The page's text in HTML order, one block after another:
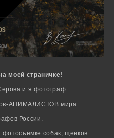
моей страничке!
и я фотограф.
АНИМАЛИСТОВ мира.
России.
фотосъемке собак, щенков.